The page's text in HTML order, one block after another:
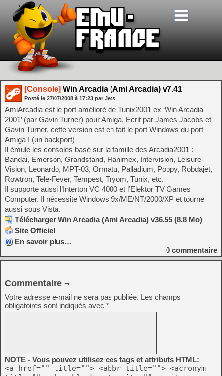
[Console] Win Arcadia (Ami Arcadia) v7.41
Posté le 27/07/2008 à 17:23 par Jets
AmiArcadia est le port amélioré de Tunix2001 ex ‘Win Arcadia
2001’ (par Gavin Turner) pour Amiga. Ecrit par James Jacobs et
Gavin Turner, cette version est en fait le port Windows du port
Amiga ! (un backport)
Il émule les consoles basé sur la famille des Arcadia2001 :
Bandai, Emerson, Grandstand, Hanimex, Intervision, Leisure-
Vision, Leonardo, MPT-03, Ormatu, Palladium, Poppy, Robdajet,
Rowtron, Tele-Fever, Tempest, Tryom, Tunix, etc.
Il supporte aussi l’Interton VC 4000 et l’Elektor TV Games
Computer. Il nécessite Windows 9x/ME/NT/2000/XP et tourne
aussi sous Vista.
Télécharger Win Arcadia (Ami Arcadia) v36.55 (8.8 Mo)
Site Officiel
En savoir plus…
0 commentaire
Commentaire ¬
Votre adresse e-mail ne sera pas publiée. Les champs
obligatoires sont indiqués avec *
NOTE - Vous pouvez utilisez ces tags et attributs HTML:
<a href="" title=""> <abbr title=""> <acronym